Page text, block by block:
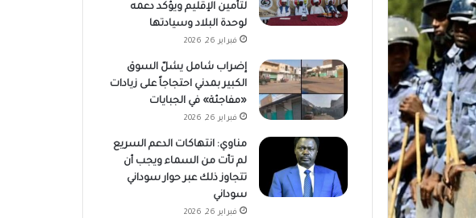
لتأمين الإقليم ويؤكد دعمه
لوحدة البلاد وسيادتها
فبراير 26, 2026
إضراب شامل يشلّ السوق
الكبير بمدني احتجاجاً على زيادات
«مفاجئة» في الجبايات
فبراير 26, 2026
مناوي: انتهاكات الدعم السريع
لم تأت من السماء ويجب أن
تتجاوز ذلك عبر حوار سوداني
سوداني
فبراير 26, 2026